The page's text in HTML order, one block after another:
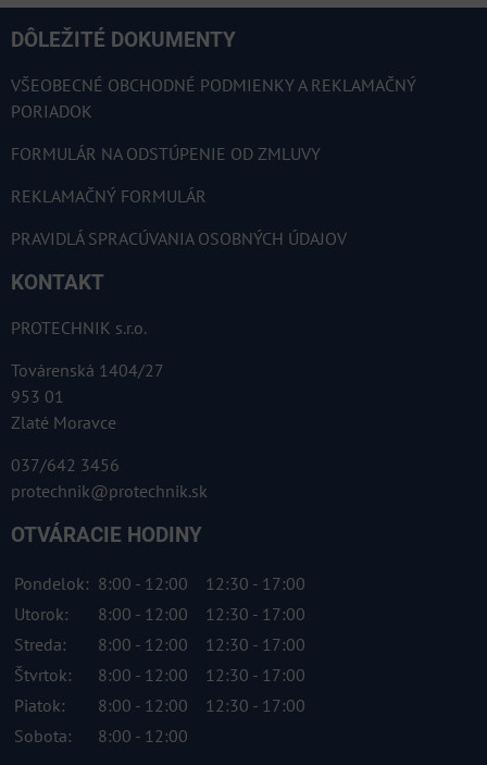
DÔLEŽITÉ DOKUMENTY
VŠEOBECNÉ OBCHODNÉ PODMIENKY A REKLAMAČNÝ
PORIADOK
FORMULÁR NA ODSTÚPENIE OD ZMLUVY
REKLAMAČNÝ FORMULÁR
PRAVIDLÁ SPRACÚVANIA OSOBNÝCH ÚDAJOV
KONTAKT
PROTECHNIK s.r.o.
Továrenská 1404/27
953 01
Zlaté Moravce
037/642 3456
protechnik@protechnik.sk
OTVÁRACIE HODINY
Pondelok: 8:00 - 12:00
12:30 - 17:00
Utorok:
8:00 - 12:00
12:30 - 17:00
Streda:
8:00 - 12:00
12:30 - 17:00
Štvrtok:
8:00 - 12:00
12:30 - 17:00
Piatok:
8:00 - 12:00
12:30 - 17:00
Sobota:
8:00 - 12:00